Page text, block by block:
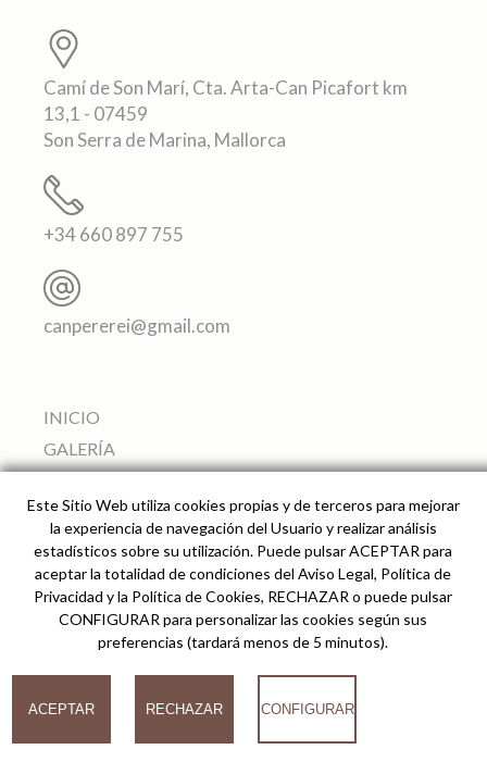
Camí de Son Marí, Cta. Arta-Can Picafort km
13,1 - 07459
Son Serra de Marina, Mallorca
+34 660 897 755
canpererei@gmail.com
INICIO
GALERÍA
SERVICIOS
ALREDEDORES
PRECIO Y RESERVAS
CÓMO LLEGAR
© 2026
Can Pere Rei Agroturismo -Desarrollado por analiZe-AVISO LEGAL
POLÍTICA DE COOKIES
Este Sitio Web utiliza cookies propias y de terceros para mejorar
la experiencia de navegación del Usuario y realizar análisis
estadísticos sobre su utilización. Puede pulsar ACEPTAR para
aceptar la totalidad de condiciones del Aviso Legal, Política de
Privacidad y la Política de Cookies, RECHAZAR o puede pulsar
CONFIGURAR para personalizar las cookies según sus
preferencias (tardará menos de 5 minutos).
ACEPTAR RECHAZAR CONFIGURAR
COOKIES